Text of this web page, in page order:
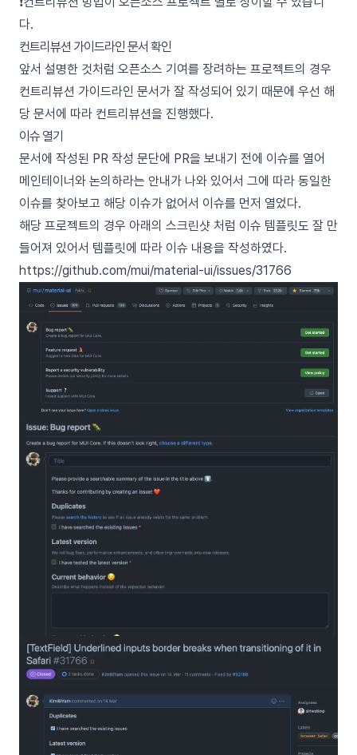
다.
컨트리뷰션 가이드라인 문서 확인
앞서 설명한 것처럼 오픈소스 기여를 장려하는 프로젝트의 경우
컨트리뷰션 가이드라인 문서가 잘 작성되어 있기 때문에 우선 해
당 문서에 따라 컨트리뷰션을 진행했다.
이슈 열기
문서에 작성된 PR 작성 문단에 PR을 보내기 전에 이슈를 열어
메인테이너와 논의하라는 안내가 나와 있어서 그에 따라 동일한
이슈를 찾아보고 해당 이슈가 없어서 이슈를 먼저 열었다.
해당 프로젝트의 경우 아래의 스크린샷 처럼 이슈 템플릿도 잘 만
들어져 있어서 템플릿에 따라 이슈 내용을 작성하였다.
https://github.com/mui/material-ui/issues/31766